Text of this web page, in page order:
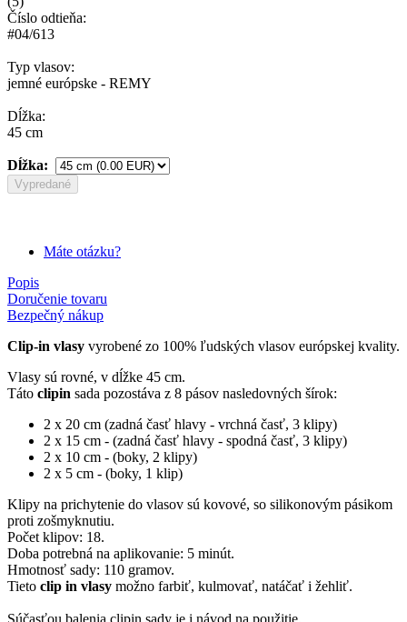
Číslo odtieňa:
#04/613
Typ vlasov:
jemné európske - REMY
Dĺžka:
45 cm
Dĺžka:
Vypredané
Máte otázku?
Popis
Doručenie tovaru
Bezpečný nákup
Clip-in vlasy vyrobené zo 100% ľudských vlasov európskej kvality.
Vlasy sú rovné, v dĺžke 45 cm.
Táto clipin sada pozostáva z 8 pásov nasledovných šírok:
2 x 20 cm (zadná časť hlavy - vrchná časť, 3 klipy)
2 x 15 cm - (zadná časť hlavy - spodná časť, 3 klipy)
2 x 10 cm - (boky, 2 klipy)
2 x 5 cm - (boky, 1 klip)
Klipy na prichytenie do vlasov sú kovové, so silikonovým pásikom
proti zošmyknutiu.
Počet klipov: 18.
Doba potrebná na aplikovanie: 5 minút.
Hmotnosť sady: 110 gramov.
Tieto clip in vlasy možno farbiť, kulmovať, natáčať i žehliť.
Súčasťou balenia clipin sady je i návod na použitie.